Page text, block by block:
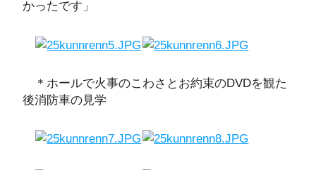
かったです」
＊ホールで火事のこわさとお約束のDVDを観た
後消防車の見学